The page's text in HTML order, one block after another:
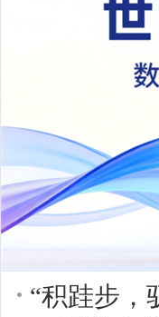
“积跬步，